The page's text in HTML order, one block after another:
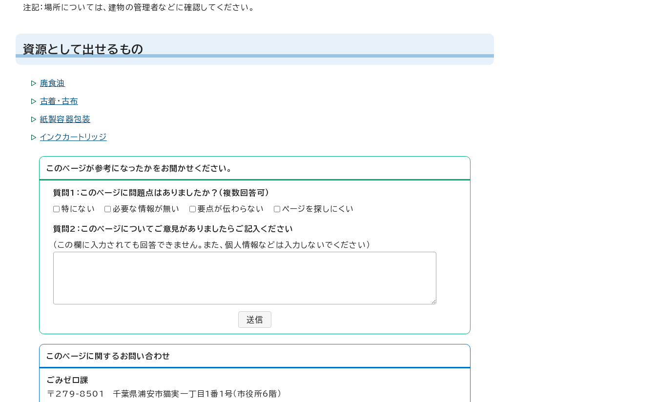
注記：場所については、建物の管理者などに確認してください。
資源として出せるもの
廃食油
古着・古布
紙製容器包装
インクカートリッジ
このページが参考になったかをお聞かせください。
質問1：このページに問題点はありましたか？（複数回答可）
特にない 必要な情報が無い 要点が伝わらない ページを探しにくい
質問2：このページについてご意見がありましたらご記入ください
（この欄に入力されても回答できません。また、個人情報などは入力しないでください）
送信
このページに関する お問い合わせ
ごみゼロ課
〒279-8501 千葉県浦安市猫実一丁目1番1号（市役所6階）